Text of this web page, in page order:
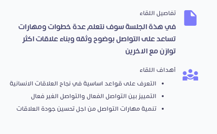
تفاصيل اللقاء
في هذة الجلسة سوف نتعلم عدة خطوات ومهارات
تساعد على التواصل بوضوح وثقه وبناء علاقات اكثر
توازن مع الاخرين
أهداف اللقاء
التعرف على قواعد اساسية في نجاح العلاقات الانسانية
التمييز بين التواصل الفعال والتواصل الغير فعال
تنمية مهارات التواصل من اجل تحسين جودة العلاقات